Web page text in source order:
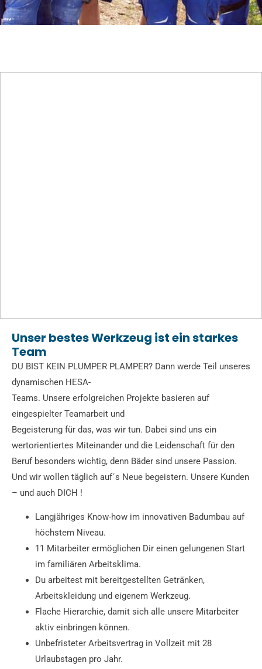
Unser bestes Werkzeug ist ein starkes
Team
DU BIST KEIN PLUMPER PLAMPER? Dann werde Teil unseres
dynamischen HESA-
Teams. Unsere erfolgreichen Projekte basieren auf
eingespielter Teamarbeit und
Begeisterung für das, was wir tun. Dabei sind uns ein
wertorientiertes Miteinander und die Leidenschaft für den
Beruf besonders wichtig, denn Bäder sind unsere Passion.
Und wir wollen täglich auf´s Neue begeistern. Unsere Kunden
– und auch DICH !
Langjähriges Know-how im innovativen Badumbau auf
höchstem Niveau.
11 Mitarbeiter ermöglichen Dir einen gelungenen Start
im familiären Arbeitsklima.
Du arbeitest mit bereitgestellten Getränken,
Arbeitskleidung und eigenem Werkzeug.
Flache Hierarchie, damit sich alle unsere Mitarbeiter
aktiv einbringen können.
Unbefristeter Arbeitsvertrag in Vollzeit mit 28
Urlaubstagen pro Jahr.